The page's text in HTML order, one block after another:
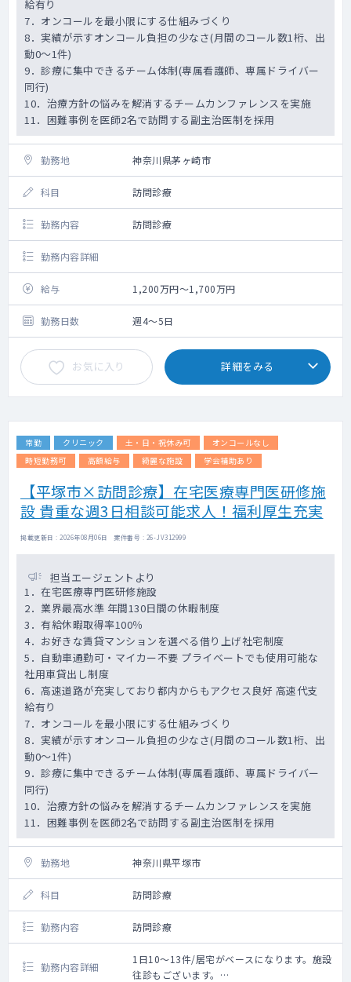
給有り
7．オンコールを最小限にする仕組みづくり
8．実績が示すオンコール負担の少なさ(月間のコール数1桁、出
動0～1件)
9．診療に集中できるチーム体制(専属看護師、専属ドライバー
同行)
10．治療方針の悩みを解消するチームカンファレンスを実施
11．困難事例を医師2名で訪問する副主治医制を採用
勤務地 神奈川県茅ヶ崎市
科目 訪問診療
勤務内容 訪問診療
勤務内容詳細
給与 1,200万円～1,700万円
勤務日数 週4～5日
お気に入り 詳細をみる
常勤 クリニック 土・日・祝休み可
オンコールなし
時短勤務可
高額給与 綺麗な施設 学会補助あり
【平塚市×訪問診療】在宅医療専門医研修施
設 貴重な週3日相談可能求人！福利厚生充実
掲載更新日 : 2026年08月06日 案件番号 : 26-JV312999
担当エージェントより
1．在宅医療専門医研修施設
2．業界最高水準 年間130日間の休暇制度
3．有給休暇取得率100％
4．お好きな賃貸マンションを選べる借り上げ社宅制度
5．自動車通勤可・マイカー不要 プライベートでも使用可能な
社用車貸出し制度
6．高速道路が充実しており都内からもアクセス良好 高速代支
給有り
7．オンコールを最小限にする仕組みづくり
8．実績が示すオンコール負担の少なさ(月間のコール数1桁、出
動0～1件)
9．診療に集中できるチーム体制(専属看護師、専属ドライバー
同行)
10．治療方針の悩みを解消するチームカンファレンスを実施
11．困難事例を医師2名で訪問する副主治医制を採用
勤務地 神奈川県平塚市
科目 訪問診療
勤務内容 訪問診療
勤務内容詳細
1日10～13件/居宅がベースになります。施設
往診もございます。